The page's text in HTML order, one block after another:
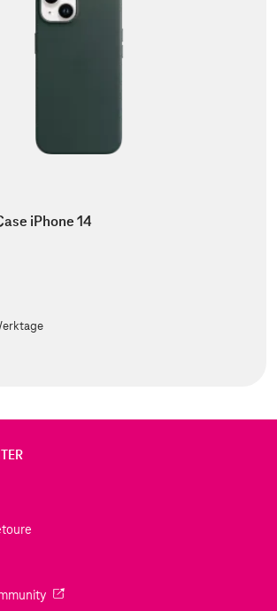
iPhone 14
einem neuen Tab geöffnet)
(Wird in einem neuen Tab geöffnet)